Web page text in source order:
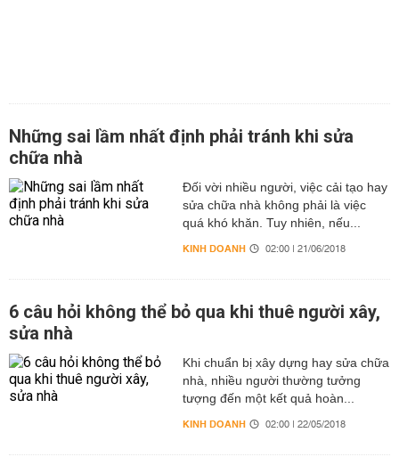
Những sai lầm nhất định phải tránh khi sửa
chữa nhà
Đối vời nhiều người, việc cải tạo hay
sửa chữa nhà không phải là việc
quá khó khăn. Tuy nhiên, nếu...
KINH DOANH 02:00 | 21/06/2018
6 câu hỏi không thể bỏ qua khi thuê người xây,
sửa nhà
Khi chuẩn bị xây dựng hay sửa chữa
nhà, nhiều người thường tưởng
tượng đến một kết quả hoàn...
KINH DOANH 02:00 | 22/05/2018